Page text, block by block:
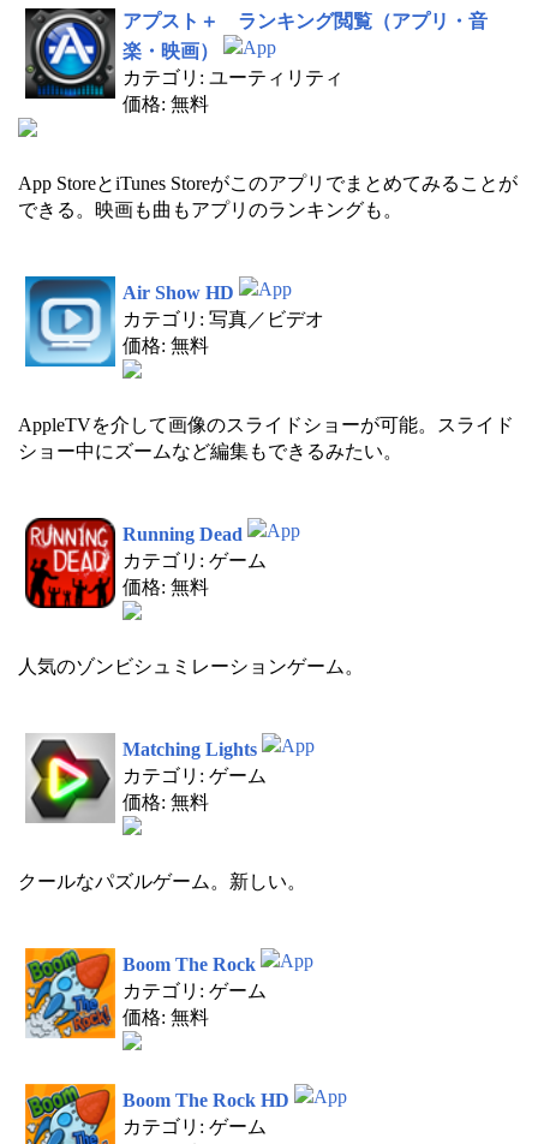
アプスト＋ ランキング閲覧（アプリ・音
楽・映画）
カテゴリ: ユーティリティ
価格: 無料
App StoreとiTunes Storeがこのアプリでまとめてみることが
できる。映画も曲もアプリのランキングも。
Air Show HD
カテゴリ: 写真／ビデオ
価格: 無料
AppleTVを介して画像のスライドショーが可能。スライド
ショー中にズームなど編集もできるみたい。
Running Dead
カテゴリ: ゲーム
価格: 無料
人気のゾンビシュミレーションゲーム。
Matching Lights
カテゴリ: ゲーム
価格: 無料
クールなパズルゲーム。新しい。
Boom The Rock
カテゴリ: ゲーム
価格: 無料
Boom The Rock HD
カテゴリ: ゲーム